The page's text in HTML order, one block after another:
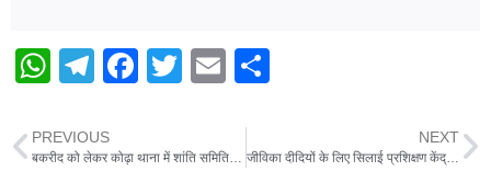
W
at
s
T
e
g
F
e
T
er
E
ai
l e
PREVIOUS
बकरीद को लेकर कोढ़ा थाना में शांति समिति की बैठक,सौहार्दपूर्ण माहौल में पर्व मनाने की अपील
NEXT
जीविका दीदियों के लिए सिलाई प्रशिक्षण केंद्र का हुआ उद्घाटन